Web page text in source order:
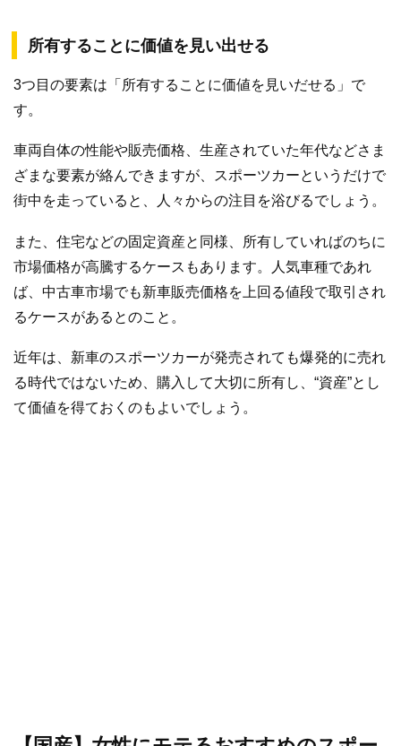
所有することに価値を見い出せる
3つ目の要素は「所有することに価値を見いだせる」で
す。
車両自体の性能や販売価格、生産されていた年代などさま
ざまな要素が絡んできますが、スポーツカーというだけで
街中を走っていると、人々からの注目を浴びるでしょう。
また、住宅などの固定資産と同様、所有していればのちに
市場価格が高騰するケースもあります。人気車種であれ
ば、中古車市場でも新車販売価格を上回る値段で取引され
るケースがあるとのこと。
近年は、新車のスポーツカーが発売されても爆発的に売れ
る時代ではないため、購入して大切に所有し、“資産”とし
て価値を得ておくのもよいでしょう。